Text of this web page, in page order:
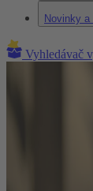
Novinky a
Vyhledávač